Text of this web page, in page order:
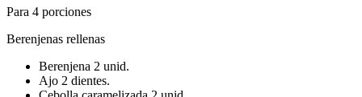
Para 4 porciones
Berenjenas rellenas
Berenjena 2 unid.
Ajo 2 dientes.